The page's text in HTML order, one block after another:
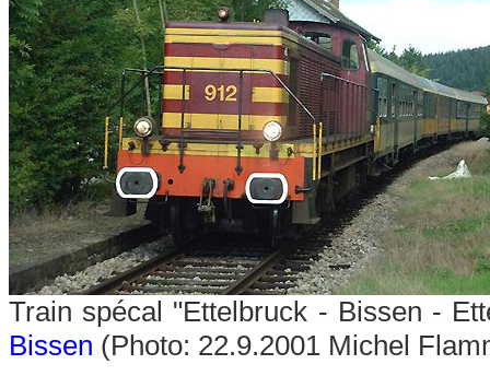
Train spécal "Ettelbruck - Bissen -
Bissen (Photo: 22.9.2001 Michel